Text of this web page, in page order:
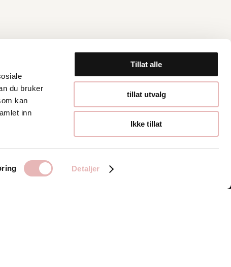
du bruker
kan
inn
Detaljer
Tillat alle
tillat utvalg
Ikke tillat
Åpningstider
Hverdager 10:00-
Lørdager 10:00-16:00